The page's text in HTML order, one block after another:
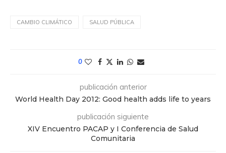
CAMBIO CLIMÁTICO SALUD PÚBLICA
0
publicación anterior
World Health Day 2012: Good health adds life to years
publicación siguiente
XIV Encuentro PACAP y I Conferencia de Salud
Comunitaria